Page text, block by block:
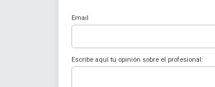
Email
Escribe aquí tu opinión sobre el profesional: